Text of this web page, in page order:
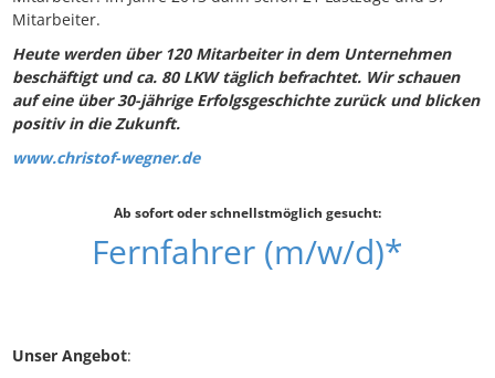
Mitarbeiter.
Heute werden über 120 Mitarbeiterin dem Unternehmen
beschäftigt und ca. 80 LKW täglich befrachtet. Wirschauen
auf eine über 30-jährige Erfolgsgeschichte zurück und blicken
positiv in die Zukunft.
www.christof-wegner.de
Ab sofort oder schnellstmöglich gesucht:
Fernfahrer (m/w/d)*
Unser Angebot: